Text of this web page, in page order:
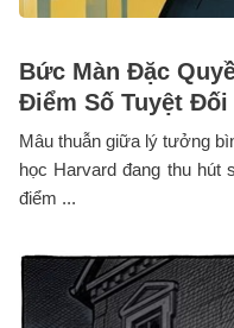
Bức Màn Đặc
Điểm Số Tuyệt Đối
Mâu thuẫn giữa lý tưởng
học Harvard đang thu
điểm ...